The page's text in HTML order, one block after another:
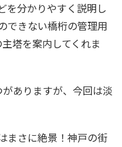
を分かりやすく説明し
できない橋桁の管理用
塔を案内してくれま
ありますが、今回は淡
まさに絶景！神戸の街